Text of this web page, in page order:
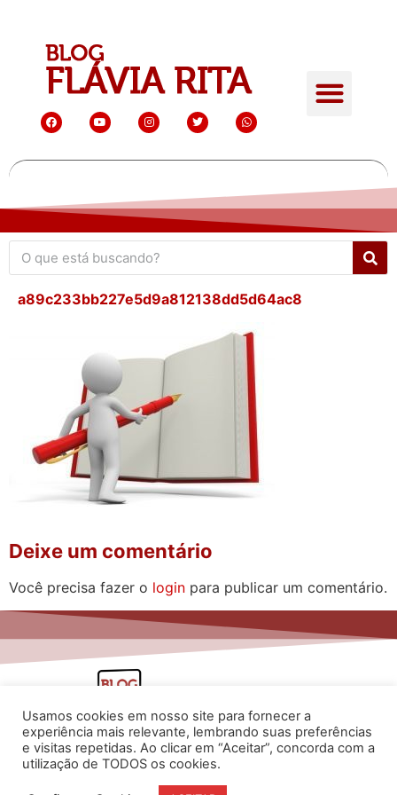
a89c233bb227e5d9a812138dd5d64ac8
Deixe um comentário
Você precisa fazer o login para publicar um comentário.
Usamos cookies em nosso site para fornecer a
experiência mais relevante, lembrando suas preferências
e visitas repetidas. Ao clicar em “Aceitar”, concorda com a
utilização de TODOS os cookies.